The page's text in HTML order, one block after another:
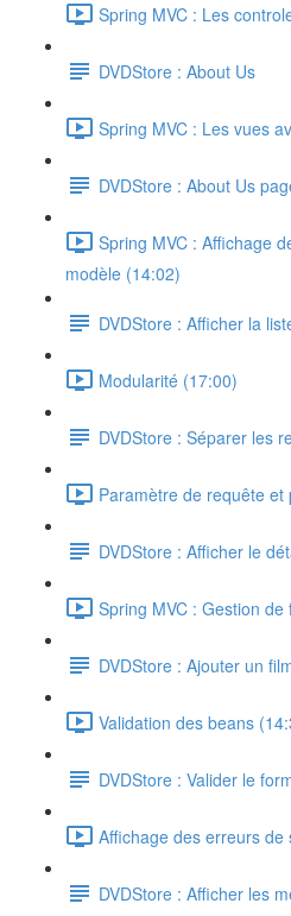
Spring MVC : Les
DVDStore : About Us
Spring MVC : Les vues
DVDStore : About Us
Spring MVC : Affichage
modèle (14:02)
DVDStore : Afficher la
Modularité (17:00)
DVDStore : Séparer les
Paramètre de requête
DVDStore : Afficher le
Spring MVC : Gestion
DVDStore : Ajouter un
Validation des beans
DVDStore : Valider le
Affichage des erreurs de
DVDStore : Afficher les